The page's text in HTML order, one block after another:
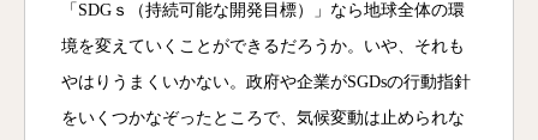
「SDGｓ（持続可能な開発目標）」なら地球全体の環
境を変えていくことができるだろうか。いや、それも
やはりうまくいかない。政府や企業がSGDsの行動指針
をいくつかなぞったところで、気候変動は止められな